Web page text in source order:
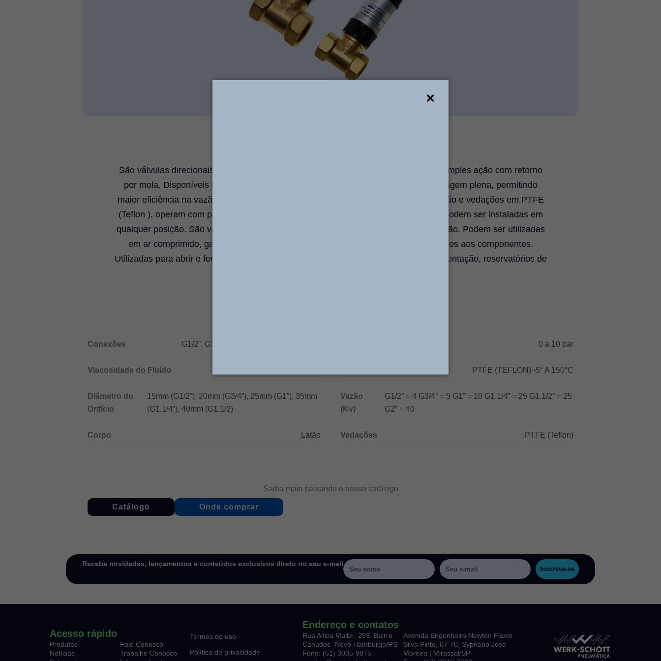
São válvulas direcionais de 2/2 Vias – NF, atuadas por um cilindro pneumático de simples ação com retorno
por mola. Disponíveis nas Bitolas de 1/2″, 3/4″, 1”, 1 ¼”, 1 ½” e 2” BSP, com passagem plena, permitindo
maior eficiência na vazão e desempenho na aplicação. Construídas em corpo de latão e vedações em PTFE
(Teflon ), operam com pressão de até 10 Bar, temperaturas de -5 ⁰C à +150 ⁰C e podem ser instaladas em
qualquer posição. São válvulas simples, robustas, versáteis e de reduzida manutenção. Podem ser utilizadas
em ar comprimido, gases inertes e líquidos, com viscosidade média, não agressivos aos componentes.
Utilizadas para abrir e fechar passagens de fluidos em processos industriais, instrumentação, reservatórios de
Conexões G1/2”, G3/4”, G1”, G1.1/4”, G1.1/2” e G2” 0 a 10 bar
Viscosidade do Fluído PTFE (TEFLON) -5° A 150°C
Diâmetro do
Orifício
15mm (G1/2”), 20mm (G3/4”), 25mm (G1”), 35mm
(G1.1/4”), 40mm (G1.1/2)
Vazão
(Kv)
G1/2” = 4 G3/4” = 5 G1” = 10 G1.1/4” = 25 G1.1/2” = 25
G2” = 40
Corpo Latão Vedações PTFE (Teflon)
Saiba mais baixando o nosso catálogo
Catálogo Onde comprar
Receba novidades, lançamentos e conteúdos exclusivos direto no seu e-mail
Inscreva-se
Acesso rápido
Produtos
Fale Conosco
Notícias
Trabalhe Conosco
Termos de uso
Política de privacidade
Endereço e contatos
Rua Alícia Muller, 259, Bairro
Canudos Novo Hamburgo/RS
Fone: (51) 3035-9075
Avenida Engenheiro Newton Flavio
Silva Pinto, 07-70, Sypriano José
Moreira | Mirassol/SP